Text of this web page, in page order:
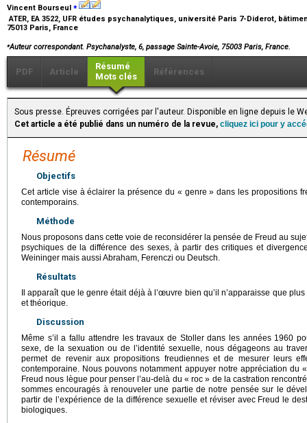
Vincent Bourseul ⁎
ATER, EA 3522, UFR études psychanalytiques, université Paris 7-Diderot,
75013 Paris, France
⁎Auteur correspondant. Psychanalyste, 6, passage Sainte-Avoie, 75003 Paris, France.
PDF Article
Résumé
Mots clés
Références
Sous presse. Épreuves corrigées par l'auteur. Disponible en ligne depuis le
Cet article a été publié dans un numéro de la revue, cliquez ici pour y
Résumé
Objectifs
Cet article vise à éclairer la présence du « genre » dans les propositions
contemporains.
Méthode
Nous proposons dans cette voie de reconsidérer la pensée de Freud au
psychiques de la différence des sexes, à partir des critiques et
Weininger mais aussi Abraham, Ferenczi ou Deutsch.
Résultats
Il apparaît que le genre était déjà à l’œuvre bien qu’il n’apparaisse que
et théorique.
Discussion
Même s’il a fallu attendre les travaux de Stoller dans les années 1960
sexe, de la sexuation ou de l’identité sexuelle, nous dégageons au
permet de revenir aux propositions freudiennes et de mesurer leurs
contemporaine. Nous pouvons notamment appuyer notre appréciation du
Freud nous lègue pour penser l’au-delà du « roc » de la castration
sommes encouragés à renouveler une partie de notre pensée sur le
partir de l’expérience de la différence sexuelle et réviser avec Freud le
biologiques.